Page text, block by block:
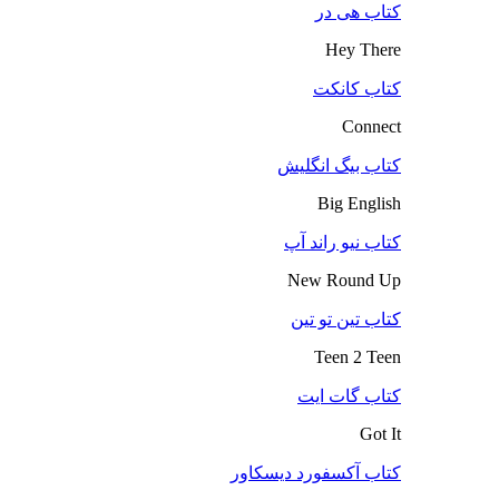
کتاب هی در
Hey There
کتاب کانکت
Connect
کتاب بیگ انگلیش
Big English
کتاب نیو راند آپ
New Round Up
کتاب تین تو تین
Teen 2 Teen
کتاب گات ایت
Got It
کتاب آکسفورد دیسکاور